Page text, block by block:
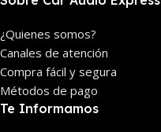
¿Quienes somos?
Canales de atención
Compra fácil y segura
Métodos de pago
Te Informamos